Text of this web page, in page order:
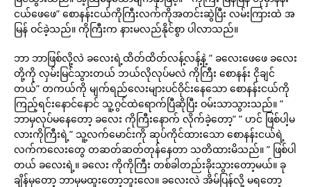
ငယ်ဖေဖေ” စောနန်းငယ်ကိုကြီးလက်ကိုအတင်းဆွဲပြီး လမ်းကြားထဲ အ
မြန် ဝင်ခဲ့သည်။ ကိုကြီးက နားမလည်နိုင်စွာ ပါလာသည်။
ဘာ ဘာဖြစ်လို့လဲ ခလေးရဲ့ထိတ်ထိတ်လန့်လန့်နဲ့ ” ခလေးဖေဖေ ခလေး
တို့ကို လှမ်းမြင်သွားတယ် ဘယ်လိုလုပ်မလဲ ကိုကြီး စောနန်း ငိုချင်
တယ်” တကယ်ကို မျက်ရည်လေးများပင်ဝိုင်းနေသော စောနန်းငယ်ကို
ကြည့်ရင်းနောင်နောင် သူ့ဂွင်ထဲရောက်ပြီဆိုပြီး ဝမ်းသာသွားသည်။ ”
ဘာမှလုပ်မနေတော့ ခလေး ကိုကြီးနောက် လိုက်ခဲ့တော့” ” ဟင် ဖြစ်ပါ့မ
လားကိုကြီးရဲ့” သူ့လက်မောင်းကို ဆုပ်ကိုင်ထားသော စောနန်းငယ်ရဲ့
လက်ကလေးတွေ တဆတ်ဆတ်တုန်နေတာ သတိထားမိသည်။ ” ဖြစ်ပါ
တယ် ခလေးရဲ့။ ခလေး ကိုကိုကြီး တစ်ခါတည်းခိုးသွားတော့မယ်။ ခု
ချိန်မှတော့ ဘာမှမထူးတော့ဘူးလေ။ ခလေးလဲ အိမ်ပြန်လို့ မရတော့